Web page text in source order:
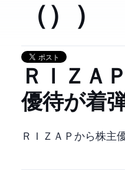
（2928））
ＲＩＺＡＰ
優待が着
ＲＩＺＡＰから株主